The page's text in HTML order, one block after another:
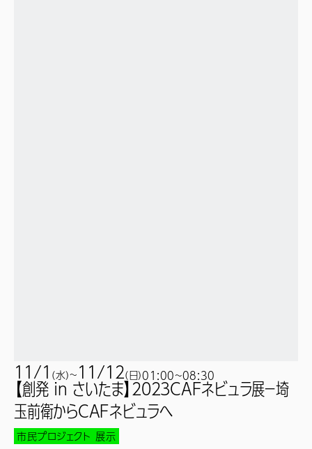
11/1 (水)~11/12(日)01:00~08:30
【創発 in さいたま】2023CAFネビュラ展－埼
玉前衛からCAFネビュラへ
市民プロジェクト 展示